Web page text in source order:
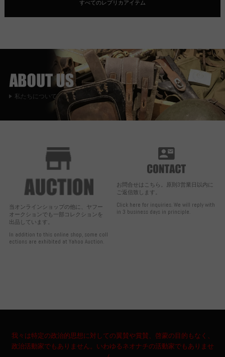
すべてのレプリカアイテム
私たちについて
当オンラインショップの他に、ヤフー
オークションでも一部コレクションを
出品しています。
In addition to this online shop, some coll
ections are exhibited at Yahoo Auction.
お問合せはこちら。原則3営業日以内に
ご返信致します。
Click here for inquiries. We will reply with
in 3 business days in principle.
我々は特定の政治的思想に対しての翼賛や賞賛、啓蒙の目的もなく、
政治活動家でもありません。いわゆるネオナチの活動家でもありませ